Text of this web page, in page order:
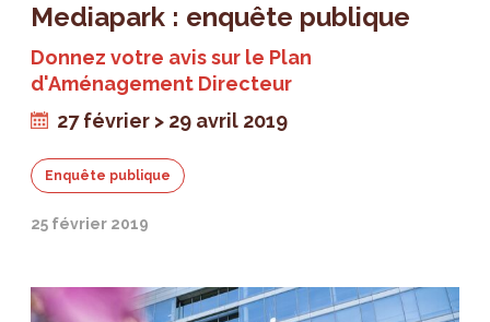
Mediapark : enquête publique
Donnez votre avis sur le Plan
d'Aménagement Directeur
27 février > 29 avril 2019
Enquête publique
25 février 2019